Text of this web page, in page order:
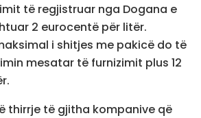
të regjistruar nga Dogana e
2 eurocentë për litër.
i shitjes me pakicë do të
mesatar të furnizimit plus 12
thirrje të gjitha kompanive që